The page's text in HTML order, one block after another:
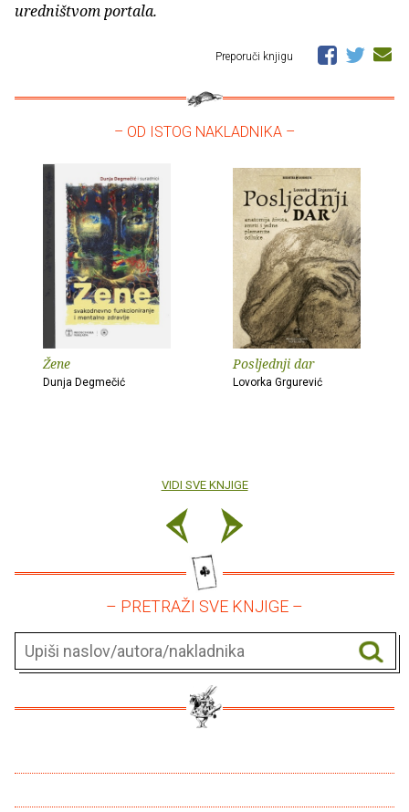
uredništvom portala.
Preporuči knjigu
– OD ISTOG NAKLADNIKA –
Žene
Dunja Degmečić
Posljednji dar
Lovorka Grgurević
VIDI SVE KNJIGE
– PRETRAŽI SVE KNJIGE –